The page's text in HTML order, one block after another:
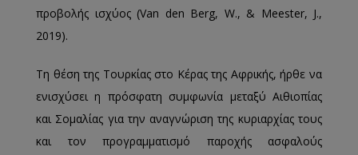
προβολής ισχύος (Van den Berg, W., & Meester, J.,
2019).
Τη θέση της Τουρκίας στο Κέρας της Αφρικής, ήρθε να
ενισχύσει η πρόσφατη συμφωνία μεταξύ Αιθιοπίας
και Σομαλίας για την αναγνώριση της κυριαρχίας τους
και τον προγραμματισμό παροχής ασφαλούς